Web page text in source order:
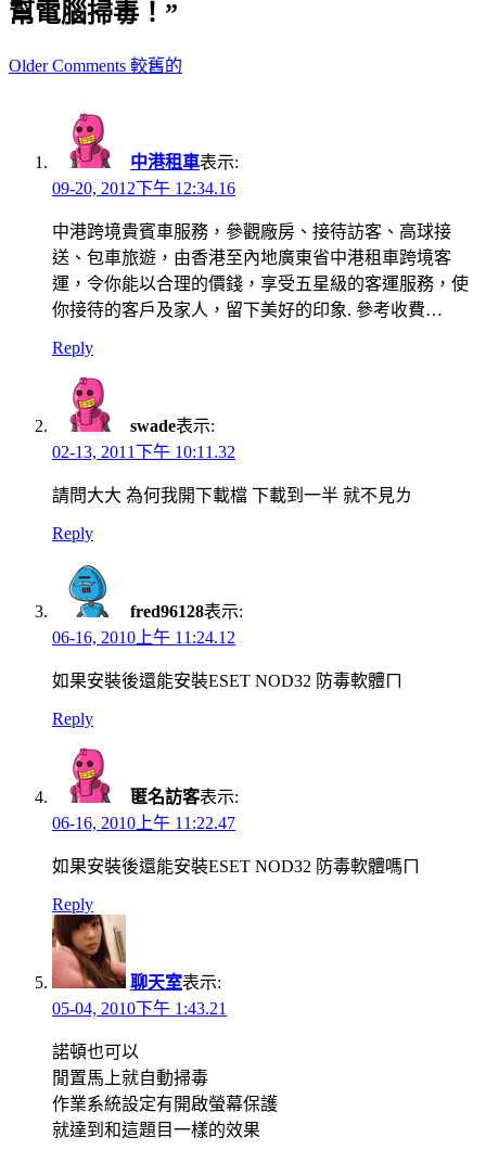
幫電腦掃毒！”
Comment
Older Comments 較舊的
中港租車表示:
09-20, 2012下午 12:34.16
中港跨境貴賓車服務，參觀廠房、接待訪客、高球接
送、包車旅遊，由香港至內地廣東省中港租車跨境客
運，令你能以合理的價錢，享受五星級的客運服務，使
你接待的客戶及家人，留下美好的印象. 參考收費…
Reply
swade表示:
02-13, 2011下午 10:11.32
請問大大 為何我開下載檔 下載到一半 就不見ㄌ
Reply
fred96128表示:
06-16, 2010上午 11:24.12
如果安裝後還能安裝ESET NOD32 防毒軟體ㄇ
Reply
匿名訪客表示:
06-16, 2010上午 11:22.47
如果安裝後還能安裝ESET NOD32 防毒軟體嗎ㄇ
Reply
聊天室表示:
05-04, 2010下午 1:43.21
諾頓也可以
閒置馬上就自動掃毒
作業系統設定有開啟螢幕保護
就達到和這題目一樣的效果